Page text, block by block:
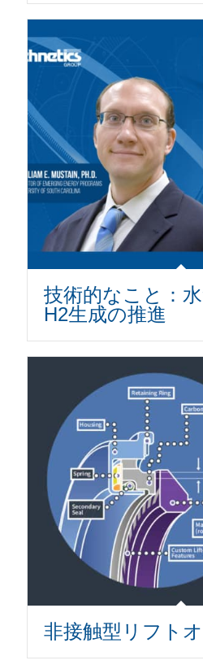
技術的なこと：
H2生成の推進
非接触型リフト